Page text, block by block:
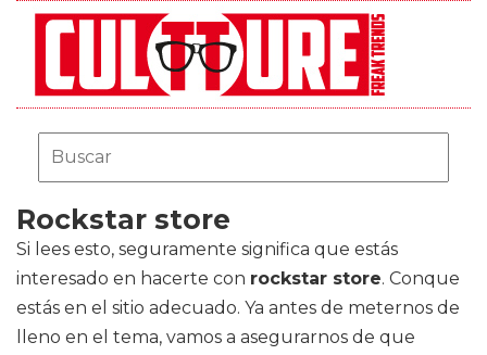
Rockstar store
Si lees esto, seguramente significa que estás
interesado en hacerte con rockstar store. Conque
estás en el sitio adecuado. Ya antes de meternos de
lleno en el tema, vamos a asegurarnos de que